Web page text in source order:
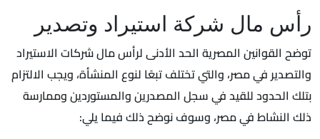
رأس مال شركة استيراد وتصدير
توضح القوانين المصرية الحد الأدنى لرأس مال شركات الاستيراد
والتصدير في مصر، والتي تختلف تبعًا لنوع المنشأة، ويجب الالتزام
بتلك الحدود للقيد في سجل المصدرين والمستوردين وممارسة
ذلك النشاط في مصر، وسوف نوضح ذلك فيما يلي: